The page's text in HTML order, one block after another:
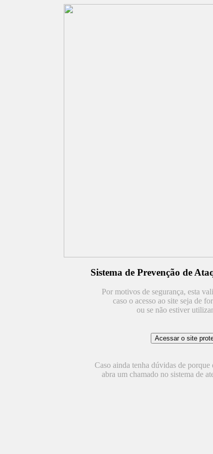
Sistema de Prevenção de
Por motivos de segurança, esta
caso o acesso ao site seja de
ou se não estiver
Caso ainda tenha dúvidas de porque
abra um chamado no sistema de